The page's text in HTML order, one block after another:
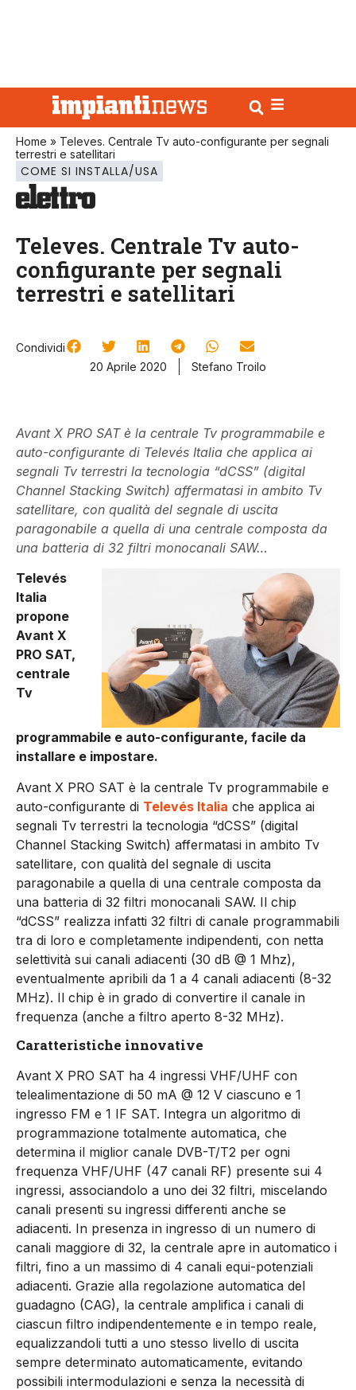
Home » Televes. Centrale Tv auto-configurante per segnali
terrestri e satellitari
COME SI INSTALLA/USA
Televes. Centrale Tv auto-
configurante per segnali
terrestri e satellitari
Condividi
20 Aprile 2020
Stefano Troilo
Avant X PRO SAT è la centrale Tv programmabile e
auto-configurante di Televés Italia che applica ai
segnali Tv terrestri la tecnologia “dCSS” (digital
Channel Stacking Switch) affermatasi in ambito Tv
satellitare, con qualità del segnale di uscita
paragonabile a quella di una centrale composta da
una batteria di 32 filtri monocanali SAW…
Televés
Italia
propone
Avant X
PRO SAT,
centrale
Tv
programmabile e auto-configurante, facile da
installare e impostare.
Avant X PRO SAT è la centrale Tv programmabile e
auto-configurante di Televés Italia che applica ai
segnali Tv terrestri la tecnologia “dCSS” (digital
Channel Stacking Switch) affermatasi in ambito Tv
satellitare, con qualità del segnale di uscita
paragonabile a quella di una centrale composta da
una batteria di 32 filtri monocanali SAW. Il chip
“dCSS” realizza infatti 32 filtri di canale programmabili
tra di loro e completamente indipendenti, con netta
selettività sui canali adiacenti (30 dB @ 1 Mhz),
eventualmente apribili da 1 a 4 canali adiacenti (8-32
MHz). Il chip è in grado di convertire il canale in
frequenza (anche a filtro aperto 8-32 MHz).
Caratteristiche innovative
Avant X PRO SAT ha 4 ingressi VHF/UHF con
telealimentazione di 50 mA @ 12 V ciascuno e 1
ingresso FM e 1 IF SAT. Integra un algoritmo di
programmazione totalmente automatica, che
determina il miglior canale DVB-T/T2 per ogni
frequenza VHF/UHF (47 canali RF) presente sui 4
ingressi, associandolo a uno dei 32 filtri, miscelando
canali presenti su ingressi differenti anche se
adiacenti. In presenza in ingresso di un numero di
canali maggiore di 32, la centrale apre in automatico i
filtri, fino a un massimo di 4 canali equi-potenziali
adiacenti. Grazie alla regolazione automatica del
guadagno (CAG), la centrale amplifica i canali di
ciascun filtro indipendentemente e in tempo reale,
equalizzandoli tutti a uno stesso livello di uscita
sempre determinato automaticamente, evitando
possibili intermodulazioni e senza la necessità di